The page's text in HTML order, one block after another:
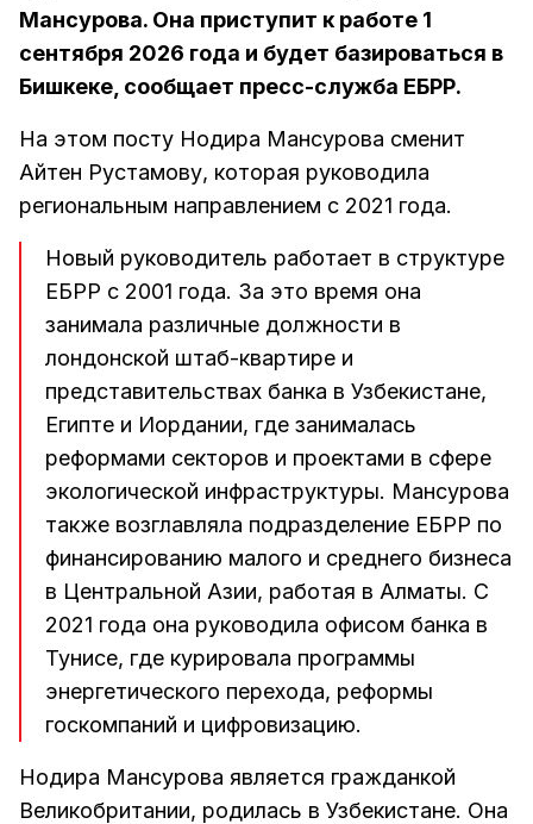
Мансурова. Она приступит к работе 1
сентября 2026 года и будет базироваться в
Бишкеке, сообщает пресс-служба ЕБРР.
На этом посту Нодира Мансурова сменит
Айтен Рустамову, которая руководила
региональным направлением с 2021 года.
Новый руководитель работает в структуре
ЕБРР с 2001 года. За это время она
занимала различные должности в
лондонской штаб-квартире и
представительствах банка в Узбекистане,
Египте и Иордании, где занималась
реформами секторов и проектами в сфере
экологической инфраструктуры. Мансурова
также возглавляла подразделение ЕБРР по
финансированию малого и среднего бизнеса
в Центральной Азии, работая в Алматы. С
2021 года она руководила офисом банка в
Тунисе, где курировала программы
энергетического перехода, реформы
госкомпаний и цифровизацию.
Нодира Мансурова является гражданкой
Великобритании, родилась в Узбекистане. Она